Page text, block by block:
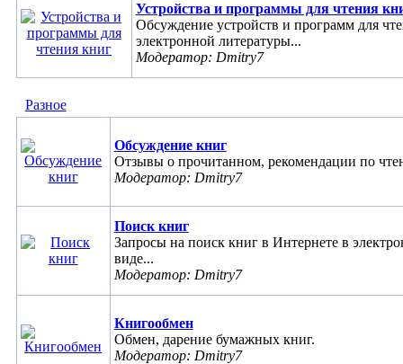
Устройства и программы для чтения
Обсуждение устройств и программ для
электронной литературы...
Модератор: Dmitry7
Разное
Обсуждение книг
Отзывы о прочитанном, рекомендации по
Модератор: Dmitry7
Поиск книг
Запросы на поиск книг в Интернете в
виде...
Модератор: Dmitry7
Книгообмен
Обмен, дарение бумажных книг.
Модератор: Dmitry7